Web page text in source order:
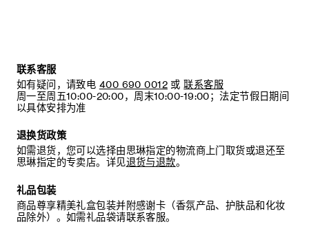
联系客服
如有疑问，请致电 400 690 0012 或 联系客服
周一至周五10:00-20:00，周末10:00-19:00；法定节假日期间
以具体安排为准
退换货政策
如需退货，您可以选择由思琳指定的物流商上门取货或退还至
思琳指定的专卖店。详见退货与退款。
礼品包装
商品尊享精美礼盒包装并附感谢卡（香氛产品、护肤品和化妆
品除外）。如需礼品袋请联系客服。